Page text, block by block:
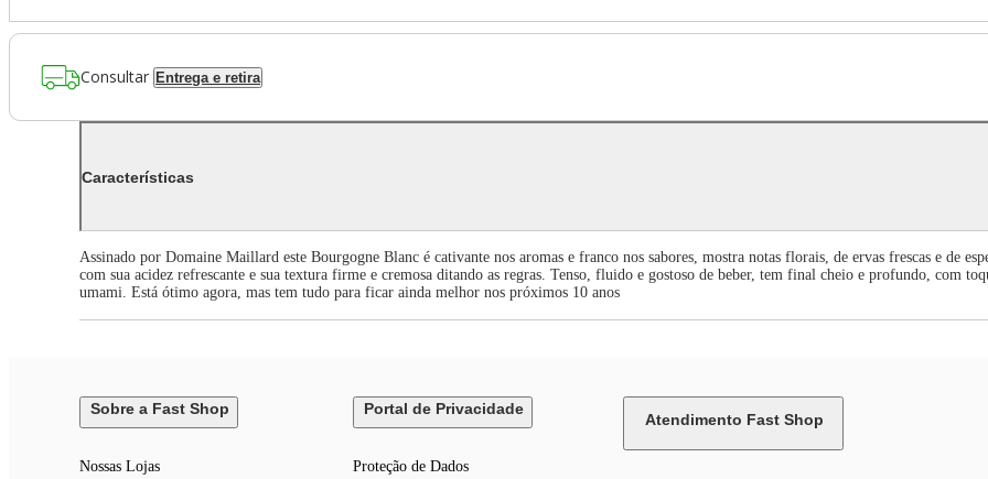
Consultar Entrega e retira
Características
Assinado por Domaine Maillard este Bourgogne Blanc é cativante nos aromas e franco nos sabores, mostra notas florais, de ervas frescas e de
com sua acidez refrescante e sua textura firme e cremosa ditando as regras. Tenso, fluido e gostoso de beber, tem final cheio e profundo, com
umami. Está ótimo agora, mas tem tudo para ficar ainda melhor nos próximos 10 anos
Sobre a Fast Shop
Nossas Lojas
Portal de Privacidade
Proteção de Dados
Atendimento Fast Shop